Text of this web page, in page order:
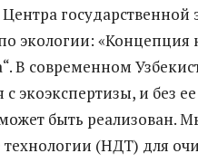
государственной
экологии: «Концепция
В современном
с экоэкспертизы, и без
быть реализован.
(НДТ) для